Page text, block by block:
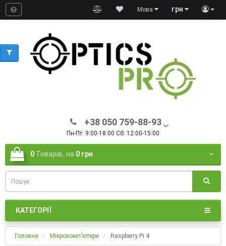
грн
Мова
+38 050 759-88-93
Пн-Пт: 9:00-18:00 Сб: 12:00-15:00
0 Товарів, на 0 грн
КАТЕГОРІЇ
Головна Мікрокомп'ютери Raspberry Pi 4